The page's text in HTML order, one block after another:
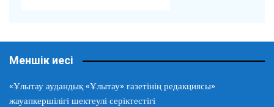
Меншік иесі
«Ұлытау аудандық «Ұлытау» газетінің редакциясы»
жауапкершілігі шектеулі серіктестігі